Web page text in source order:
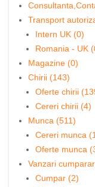
Transport
Intern UK (0)
Romania - UK
Magazine (0)
Chirii (143)
Oferte chirii
Cereri chirii (4)
Munca (511)
Cereri munca
Oferte munca
Vanzari
Cumpar (2)